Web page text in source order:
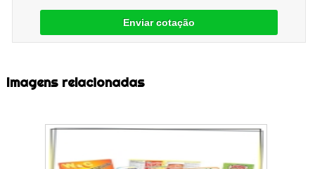
Enviar cotação
Imagens relacionadas